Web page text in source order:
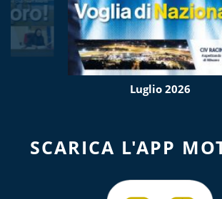
Luglio 2026
SCARICA L'APP